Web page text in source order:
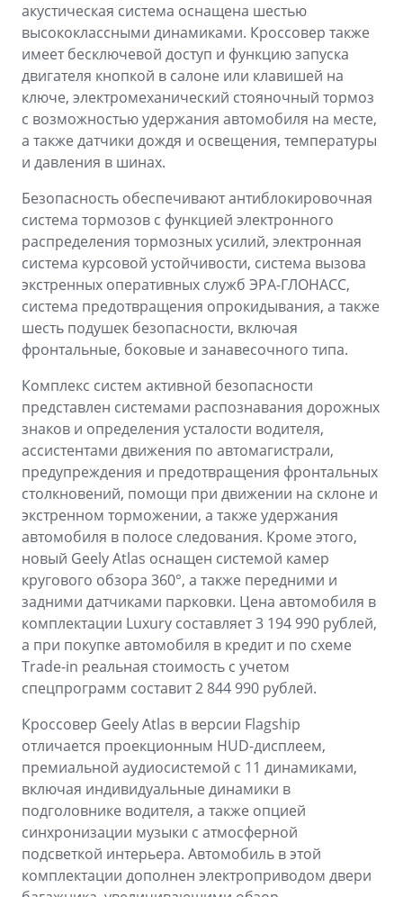
акустическая система оснащена шестью
высококлассными динамиками. Кроссовер также
имеет бесключевой доступ и функцию запуска
двигателя кнопкой в салоне или клавишей на
ключе, электромеханический стояночный тормоз
с возможностью удержания автомобиля на месте,
а также датчики дождя и освещения, температуры
и давления в шинах.
Безопасность обеспечивают антиблокировочная
система тормозов с функцией электронного
распределения тормозных усилий, электронная
система курсовой устойчивости, система вызова
экстренных оперативных служб ЭРА-ГЛОНАСС,
система предотвращения опрокидывания, а также
шесть подушек безопасности, включая
фронтальные, боковые и занавесочного типа.
Комплекс систем активной безопасности
представлен системами распознавания дорожных
знаков и определения усталости водителя,
ассистентами движения по автомагистрали,
предупреждения и предотвращения фронтальных
столкновений, помощи при движении на склоне и
экстренном торможении, а также удержания
автомобиля в полосе следования. Кроме этого,
новый Geely Atlas оснащен системой камер
кругового обзора 360°, а также передними и
задними датчиками парковки. Цена автомобиля в
комплектации Luxury составляет 3 194 990 рублей,
а при покупке автомобиля в кредит и по схеме
Trade-in реальная стоимость с учетом
спецпрограмм составит 2 844 990 рублей.
Кроссовер Geely Atlas в версии Flagship
отличается проекционным HUD-дисплеем,
премиальной аудиосистемой с 11 динамиками,
включая индивидуальные динамики в
подголовнике водителя, а также опцией
синхронизации музыки с атмосферной
подсветкой интерьера. Автомобиль в этой
комплектации дополнен электроприводом двери